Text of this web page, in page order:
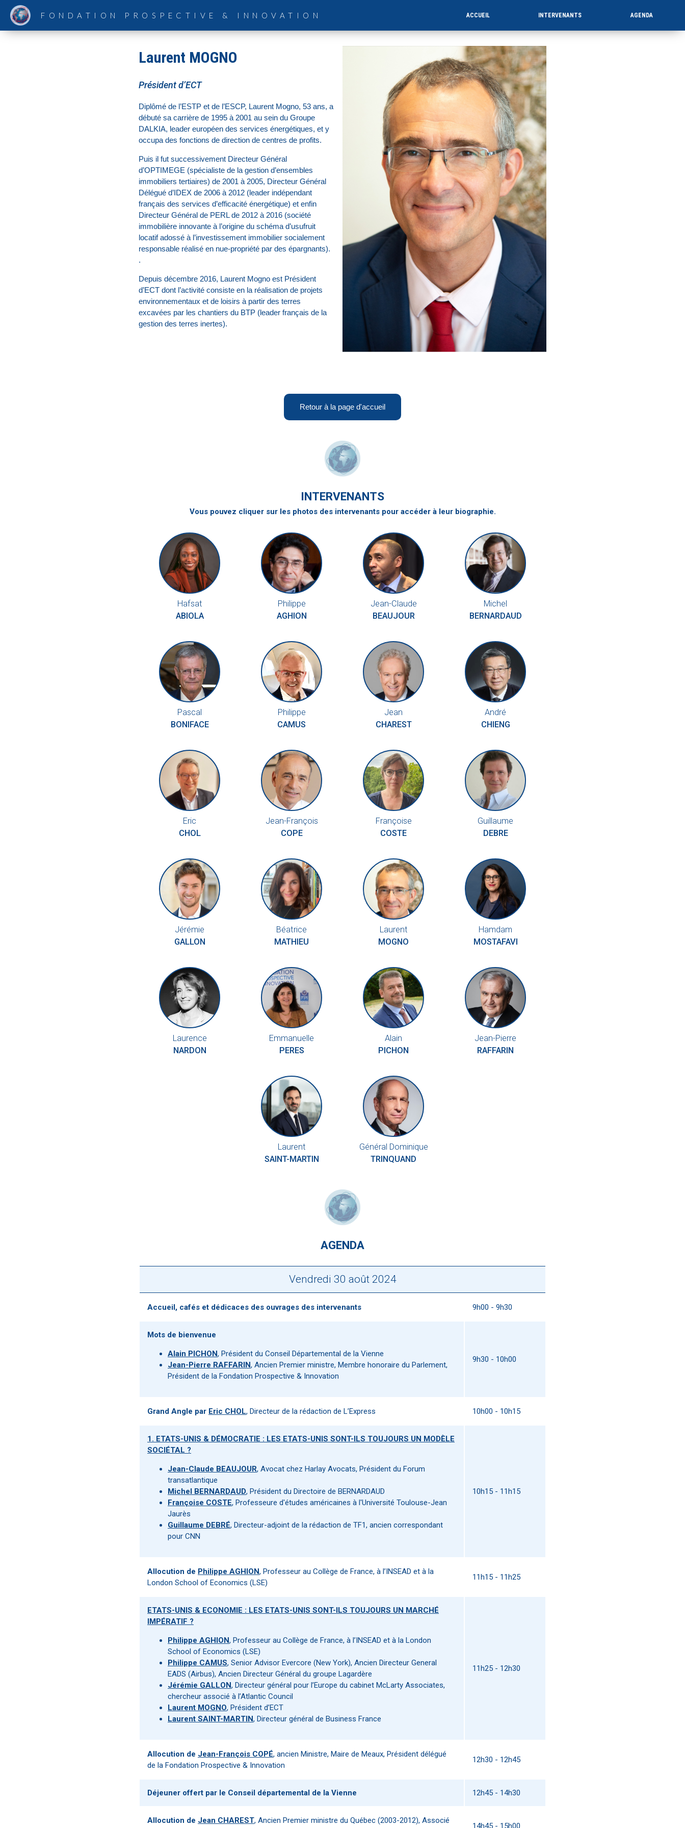
FONDATION PROSPECTIVE & INNOVATION ACCUEIL INTERVENANTS AGENDA
Laurent MOGNO
Président d’ECT
Diplômé de l’ESTP et de l’ESCP, Laurent Mogno, 53 ans, a
débuté sa carrière de 1995 à 2001 au sein du Groupe
DALKIA, leader européen des services énergétiques, et y
occupa des fonctions de direction de centres de profits.
Puis il fut successivement Directeur Général
d’OPTIMEGE (spécialiste de la gestion d’ensembles
immobiliers tertiaires) de 2001 à 2005, Directeur Général
Délégué d’IDEX de 2006 à 2012 (leader indépendant
français des services d’efficacité énergétique) et enfin
Directeur Général de PERL de 2012 à 2016 (société
immobilière innovante à l’origine du schéma d’usufruit
locatif adossé à l’investissement immobilier socialement
responsable réalisé en nue-propriété par des épargnants).
.
Depuis décembre 2016, Laurent Mogno est Président
d’ECT dont l’activité consiste en la réalisation de projets
environnementaux et de loisirs à partir des terres
excavées par les chantiers du BTP (leader français de la
gestion des terres inertes).
Retour à la page d'accueil
INTERVENANTS
Vous pouvez cliquer sur les photos des intervenants pour accéder à leur biographie.
Hafsat
ABIOLA
Philippe
AGHION
Jean-Claude
BEAUJOUR
Michel
BERNARDAUD
Pascal
BONIFACE
Philippe
CAMUS
Jean
CHAREST
André
CHIENG
Eric
CHOL
Jean-François
COPE
Françoise
COSTE
Guillaume
DEBRE
Jérémie
GALLON
Béatrice
MATHIEU
Laurent
MOGNO
Hamdam
MOSTAFAVI
Laurence
NARDON
Emmanuelle
PERES
Alain
PICHON
Jean-Pierre
RAFFARIN
Laurent
SAINT-MARTIN
Général Dominique
TRINQUAND
AGENDA
Vendredi 30 août 2024
Accueil, cafés et dédicaces des ouvrages des intervenants 9h00 - 9h30
Mots de bienvenue
Alain PICHON, Président du Conseil Départemental de la Vienne
Jean-Pierre RAFFARIN, Ancien Premier ministre, Membre honoraire du Parlement,
Président de la Fondation Prospective & Innovation
9h30 - 10h00
Grand Angle par Eric CHOL, Directeur de la rédaction de L’Express 10h00 - 10h15
1. ETATS-UNIS & DÉMOCRATIE : LES ETATS-UNIS SONT-ILS TOUJOURS UN MODÈLE
SOCIÉTAL ?
Jean-Claude BEAUJOUR, Avocat chez Harlay Avocats, Président du Forum
transatlantique
Michel BERNARDAUD, Président du Directoire de BERNARDAUD
Françoise COSTE, Professeure d'études américaines à l'Université Toulouse-Jean
Jaurès
Guillaume DEBRÉ, Directeur-adjoint de la rédaction de TF1, ancien correspondant
pour CNN
10h15 - 11h15
Allocution de Philippe AGHION, Professeur au Collège de France, à l’INSEAD et à la
London School of Economics (LSE)
11h15 - 11h25
ETATS-UNIS & ECONOMIE : LES ETATS-UNIS SONT-ILS TOUJOURS UN MARCHÉ
IMPÉRATIF ?
Philippe AGHION, Professeur au Collège de France, à l’INSEAD et à la London
School of Economics (LSE)
Philippe CAMUS, Senior Advisor Evercore (New York), Ancien Directeur General
EADS (Airbus), Ancien Directeur Général du groupe Lagardère
Jérémie GALLON, Directeur général pour l’Europe du cabinet McLarty Associates,
chercheur associé à l’Atlantic Council
Laurent MOGNO, Président d’ECT
Laurent SAINT-MARTIN, Directeur général de Business France
11h25 - 12h30
Allocution de Jean-François COPÉ, ancien Ministre, Maire de Meaux, Président délégué
de la Fondation Prospective & Innovation
12h30 - 12h45
Déjeuner offert par le Conseil départemental de la Vienne 12h45 - 14h30
Allocution de Jean CHAREST, Ancien Premier ministre du Québec (2003-2012), Associé
14h45 - 15h00